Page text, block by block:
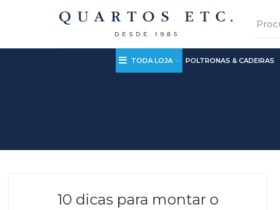
TODA LOJA POLTRONAS & CADEIRAS
10 dicas para montar o